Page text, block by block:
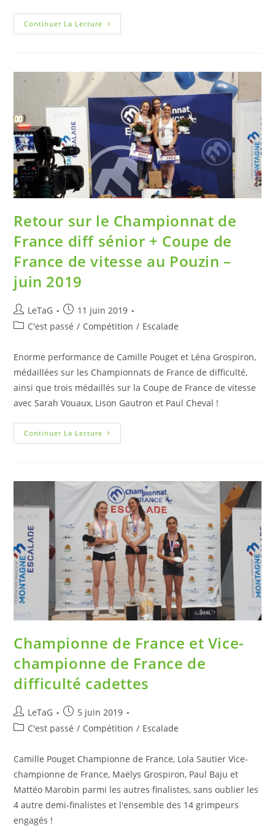
Continuer La Lecture
Retour sur le Championnat de
France diff sénior + Coupe de
France de vitesse au Pouzin –
juin 2019
LeTaG
11 juin 2019
C'est passé / Compétition / Escalade
Enorme performance de Camille Pouget et Léna Grospiron,
médaillées sur les Championnats de France de difficulté,
ainsi que trois médaillés sur la Coupe de France de vitesse
avec Sarah Vouaux, Lison Gautron et Paul Cheval !
Continuer La Lecture
Championne de France et Vice-
championne de France de
difficulté cadettes
LeTaG
5 juin 2019
C'est passé / Compétition / Escalade
Camille Pouget Championne de France, Lola Sautier Vice-
championne de France, Maëlys Grospiron, Paul Baju et
Mattéo Marobin parmi les autres finalistes, sans oublier les
4 autre demi-finalistes et l'ensemble des 14 grimpeurs
engagés !